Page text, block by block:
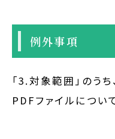
例外事項
「3.対象範囲」のう
PDFファイルについ